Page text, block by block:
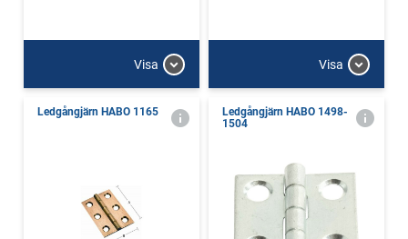
Visa Visa
Ledgångjärn HABO 1165
Ledgångjärn HABO 1498-
1504